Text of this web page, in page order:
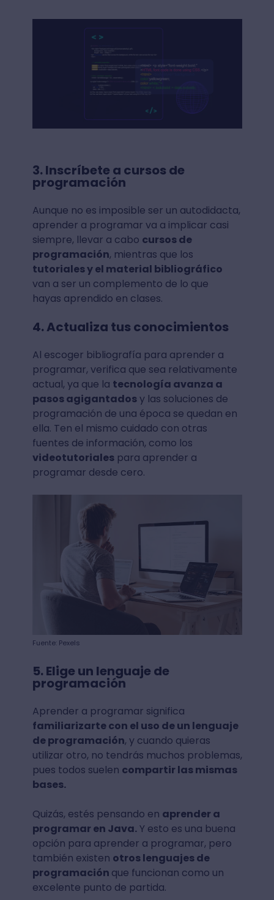
3. Inscríbete a cursos de
programación
Aunque no es imposible ser un autodidacta,
aprender a programar va a implicar casi
siempre, llevar a cabo cursos de
programación, mientras que los
tutoriales y el material bibliográfico
van a ser un complemento de lo que
hayas aprendido en clases.
4. Actualiza tus conocimientos
Al escoger bibliografía para aprender a
programar, verifica que sea relativamente
actual, ya que la tecnología avanza a
pasos agigantadosy las soluciones de
programación de una época se quedan en
ella. Ten el mismo cuidado con otras
fuentes de información, como los
videotutorialespara aprender a
programar desde cero.
Fuente: Pexels
5. Elige un lenguaje de
programación
Aprender a programar significa
familiarizarte con el uso de un lenguaje
de programación, y cuando quieras
utilizar otro, no tendrás muchos problemas,
pues todos suelen compartir las mismas
bases.
Quizás, estés pensando en aprender a
programar en Java.Y esto es una buena
opción para aprender a programar, pero
también existen otros lenguajes de
programación que funcionan como un
excelente punto de partida.